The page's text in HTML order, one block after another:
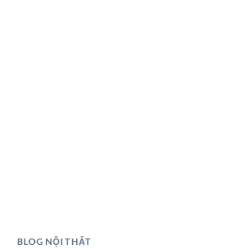
BLOG NỘI THẤT